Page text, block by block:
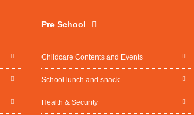
Pre School
Childcare Contents and Events
School lunch and snack
Health & Security